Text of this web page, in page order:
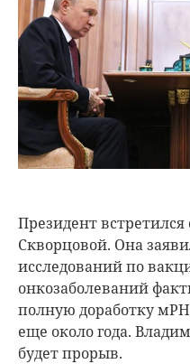
Президент
Скворцовой. Она
исследований по
онкозаболеваний
полную доработку
еще около года.
будет прорыв.